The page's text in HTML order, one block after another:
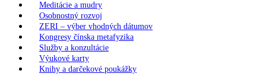
Meditácie a mudry
Osobnostný rozvoj
ZERI – výber vhodných dátumov
Kongresy čínska metafyzika
Služby a konzultácie
Výukové karty
Knihy a darčekové poukážky